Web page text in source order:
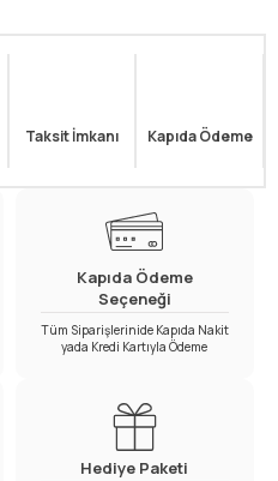
Taksit İmkanı Kapıda Ödeme
Kapıda Ödeme
Seçeneği
Tüm Siparişlerinide Kapıda Nakit
yada Kredi Kartıyla Ödeme
Hediye Paketi